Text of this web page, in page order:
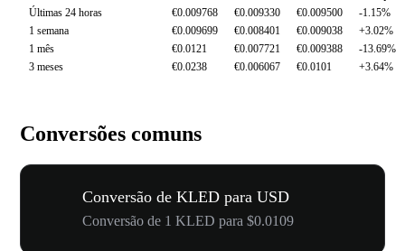
Últimas 24 horas
€0.009768 €0.009330 €0.009500
-1.15%
1 semana
€0.009699 €0.008401 €0.009038
+3.02%
1 mês
€0.0121 €0.007721 €0.009388
-13.69%
3 meses
€0.0238 €0.006067 €0.0101 +3.64%
Conversões comuns
Conversão de KLED para USD
Conversão de 1 KLED para $0.0109